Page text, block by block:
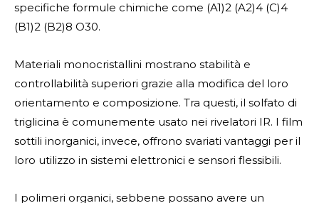
specifiche formule chimiche come (A1)2 (A2)4 (C)4
(B1)2 (B2)8 O30.
Materiali monocristallini mostrano stabilità e
controllabilità superiori grazie alla modifica del loro
orientamento e composizione. Tra questi, il solfato di
triglicina è comunemente usato nei rivelatori IR. I film
sottili inorganici, invece, offrono svariati vantaggi per il
loro utilizzo in sistemi elettronici e sensori flessibili.
I polimeri organici, sebbene possano avere un